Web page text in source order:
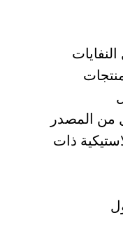
من المصدر
ذات